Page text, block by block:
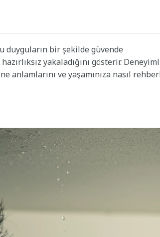
duyguların bir şekilde güvende
yakaladığını gösterir.
anlamlarını ve yaşamınıza nasıl